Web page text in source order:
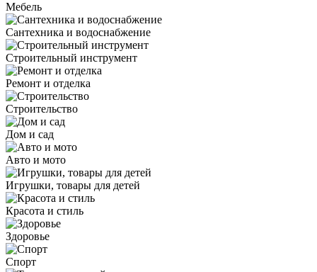
Мебель
Сантехника и водоснабжение
Строительный инструмент
Ремонт и отделка
Строительство
Дом и сад
Авто и мото
Игрушки, товары для детей
Красота и стиль
Здоровье
Спорт